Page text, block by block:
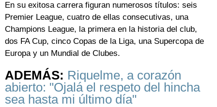
En su exitosa carrera figuran numerosos títulos: seis
Premier League, cuatro de ellas consecutivas, una
Champions League, la primera en la historia del club,
dos FA Cup, cinco Copas de la Liga, una Supercopa de
Europa y un Mundial de Clubes.
ADEMÁS: Riquelme, a corazón
abierto: "Ojalá el respeto del hincha
sea hasta mi último día"